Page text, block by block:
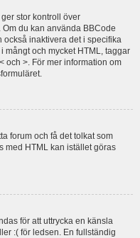
stor kontroll över
du kan använda BBCode
också inaktivera det i specifika
och mycket HTML, taggar
och >. För mer information om
forum och få det tolkat som
med HTML kan istället göras
för att uttrycka en känsla
:( för ledsen. En fullständig